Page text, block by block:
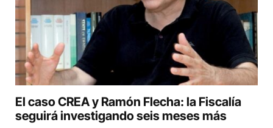
El caso CREA y Ramón Flecha: la Fiscalía
seguirá investigando seis meses más